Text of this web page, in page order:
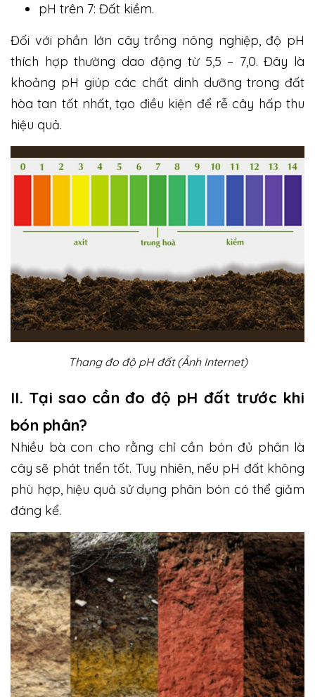
pH trên 7: Đất kiềm.
Đối với phần lớn cây trồng nông nghiệp, độ pH
thích hợp thường dao động từ 5,5 – 7,0. Đây là
khoảng pH giúp các chất dinh dưỡng trong đất
hòa tan tốt nhất, tạo điều kiện để rễ cây hấp thu
hiệu quả.
Thang đo độ pH đất (Ảnh Internet)
II. Tại sao cần đo độ pH đất trước khi
bón phân?
Nhiều bà con cho rằng chỉ cần bón đủ phân là
cây sẽ phát triển tốt. Tuy nhiên, nếu pH đất không
phù hợp, hiệu quả sử dụng phân bón có thể giảm
đáng kể.